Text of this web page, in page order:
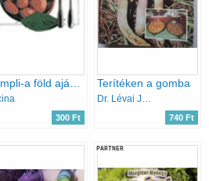
300 Ft
Terítéken a gomba
Dr. Lévai Judit
740 Ft
PARTNER